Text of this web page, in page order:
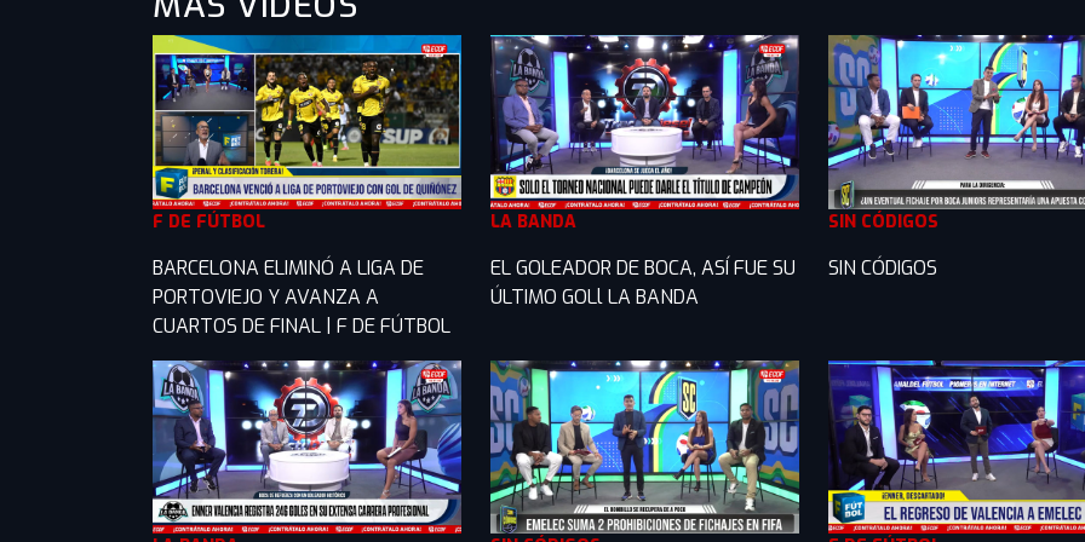
F DE FÚTBOL
BARCELONA ELIMINÓ A LIGA DE
PORTOVIEJO Y AVANZA A
CUARTOS DE FINAL | F DE FÚTBOL
LA BANDA
EL GOLEADOR DE BOCA, ASÍ FUE SU
ÚLTIMO GOLl LA BANDA
SIN CÓDIGOS
SIN CÓDIGOS